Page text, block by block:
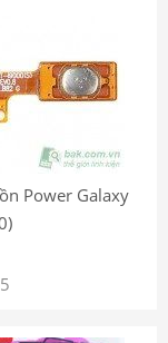
Power Galaxy